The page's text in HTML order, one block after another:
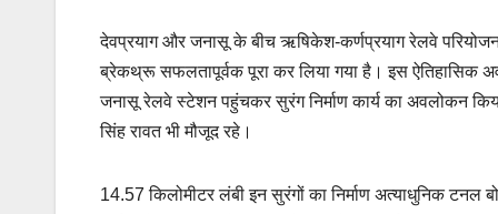
देवप्रयाग और जनासू के बीच ऋषिकेश-कर्णप्रयाग रेलवे
ब्रेकथ्रू सफलतापूर्वक पूरा कर लिया गया है। इस ऐतिहासिक
जनासू रेलवे स्टेशन पहुंचकर सुरंग निर्माण कार्य का अवलोकन
सिंह रावत भी मौजूद रहे।
14.57 किलोमीटर लंबी इन सुरंगों का निर्माण अत्याधुनिक टनल